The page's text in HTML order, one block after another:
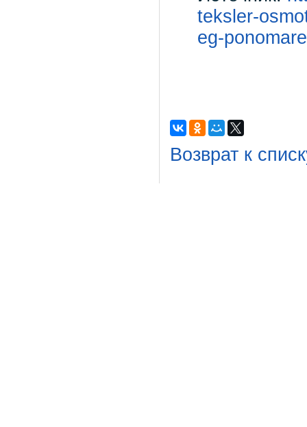
teksler-
eg-
Возврат к